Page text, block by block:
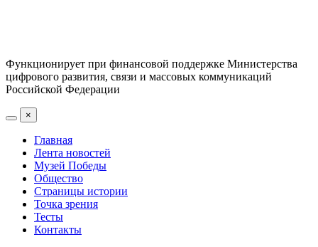
Функционирует при финансовой поддержке Министерства
цифрового развития, связи и массовых коммуникаций
Российской Федерации
×
Главная
Лента новостей
Музей Победы
Общество
Страницы истории
Точка зрения
Тесты
Контакты